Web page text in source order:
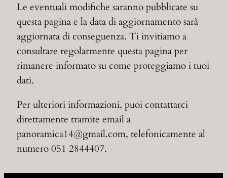
Le eventuali modifiche saranno pubblicate su
questa pagina e la data di aggiornamento sarà
aggiornata di conseguenza. Ti invitiamo a
consultare regolarmente questa pagina per
rimanere informato su come proteggiamo i tuoi
dati.
Per ulteriori informazioni, puoi contattarci
direttamente tramite email a
panoramica14@gmail.com, telefonicamente al
numero 051 2844407.